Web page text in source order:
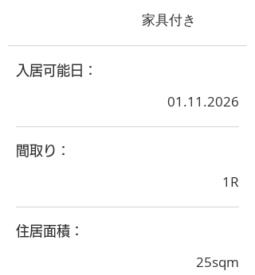
家具付き
入居可能日：
01.11.2026
間取り：
1R
住居面積：
25sqm